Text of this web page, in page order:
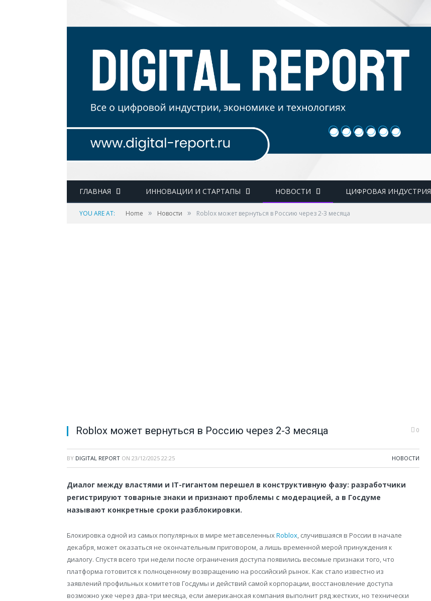
ГЛАВНАЯ ИННОВАЦИИ И СТАРТАПЫ НОВОСТИ ЦИФРОВАЯ ИНДУСТРИЯ
YOU ARE AT: Home » Новости » Roblox может вернуться в Россию через 2-3 месяца
Roblox может вернуться в Россию через 2-3 месяца 0
BY DIGITAL REPORT ON 23/12/2025 22:25 НОВОСТИ
Диалог между властями и IT-гигантом перешел в конструктивную фазу: разработчики
регистрируют товарные знаки и признают проблемы с модерацией, а в Госдуме
называют конкретные сроки разблокировки.
Блокировка одной из самых популярных в мире метавселенныхRoblox, случившаяся в России в начале
декабря, может оказаться не окончательным приговором, а лишь временной мерой принуждения к
диалогу. Спустя всего три недели после ограничения доступа появились весомые признаки того, что
платформа готовится к полноценному возвращению на российский рынок. Как стало известно из
заявлений профильных комитетов Госдумы и действий самой корпорации, восстановление доступа
возможно уже через два-три месяца, если американская компания выполнит ряд жестких, но технически